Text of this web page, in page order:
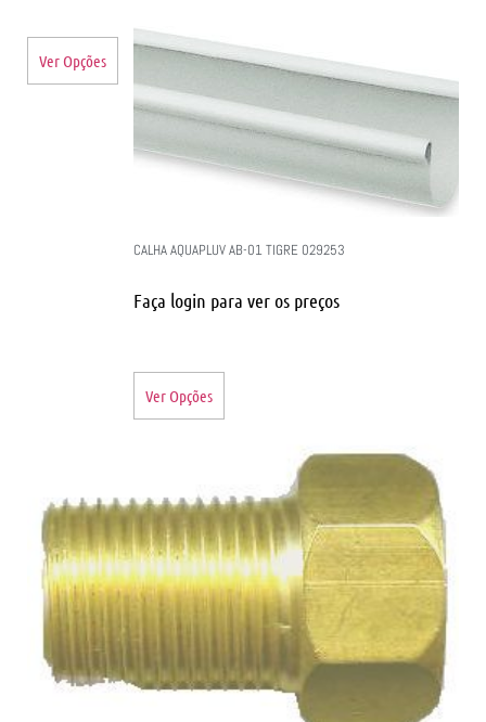
Ver Opções
CALHA AQUAPLUV AB-01 TIGRE 029253
Faça login para ver os preços
Ver Opções